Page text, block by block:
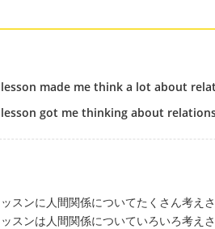
lesson made me think a lot about
lesson got me thinking about
スンに人間関係についてたくさん考えさ
スンは人間関係についていろいろ考え